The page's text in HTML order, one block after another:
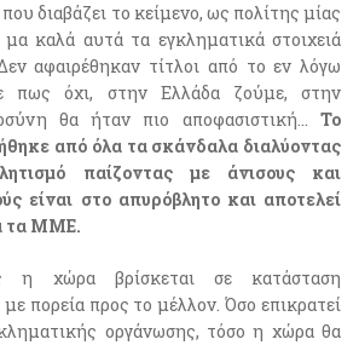
διαβάζει το κείμενο, ως πολίτης μίας
καλά αυτά τα εγκληματικά στοιχειά
αφαιρέθηκαν τίτλοι από το εν λόγω
πως όχι, στην Ελλάδα ζούμε, στην
θα ήταν πιο αποφασιστική… Το
από όλα τα σκάνδαλα διαλύοντας
παίζοντας με άνισους και
είναι στο απυρόβλητο και αποτελεί
τα ΜΜΕ.
η χώρα βρίσκεται σε κατάσταση
πορεία προς το μέλλον. Όσο επικρατεί
οργάνωσης, τόσο η χώρα θα